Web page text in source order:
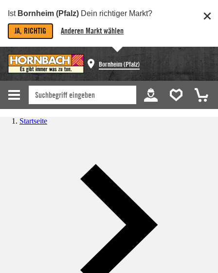
Ist Bornheim (Pfalz) Dein richtiger Markt?
JA, RICHTIG Anderen Markt wählen
Bornheim (Pfalz)
Startseite